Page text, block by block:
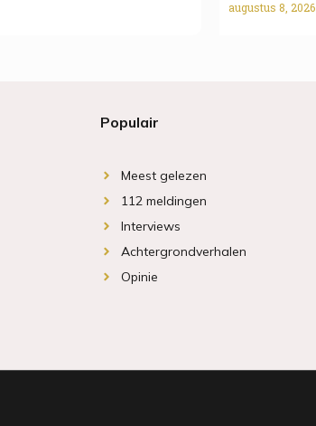
augustus 8, 2026
Populair
Meest gelezen
112 meldingen
Interviews
Achtergrondverhalen
Opinie